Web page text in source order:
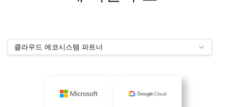
클라우드 에코시스템 파트너